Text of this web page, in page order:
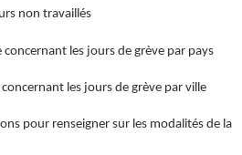
non travaillés
les jours de grève par pays
les jours de grève par ville
pour renseigner sur les modalités de la